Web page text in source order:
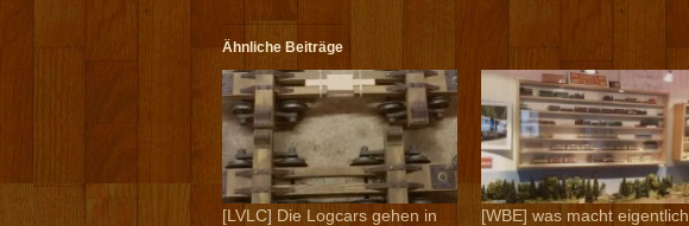
Ähnliche Beiträge
[LVLC] Die Logcars gehen in
[WBE] was macht eigentlich